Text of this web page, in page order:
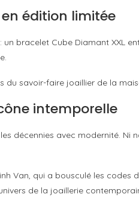
en édition limitée
un bracelet Cube Diamant XXL
du savoir-faire joaillier de la
intemporelle
décennies avec modernité.
Van, qui a bousculé les
de la joaillerie